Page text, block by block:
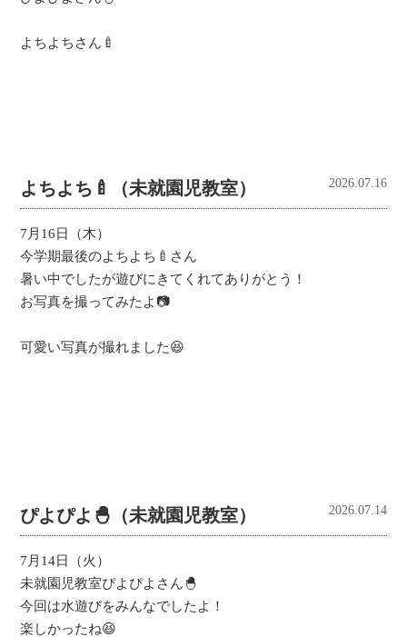
よちよちさん🍼
よちよち🍼（未就園児教室） 2026.07.16
7月16日（木）
今学期最後のよちよち🍼さん
暑い中でしたが遊びにきてくれてありがとう！
お写真を撮ってみたよ📷
可愛い写真が撮れました😆
ぴよぴよ🐣（未就園児教室） 2026.07.14
7月14日（火）
未就園児教室ぴよぴよさん🐣
今回は水遊びをみんなでしたよ！
楽しかったね😆